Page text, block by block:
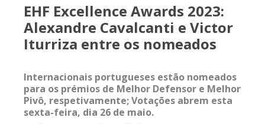
EHF Excellence Awards 2023:
Alexandre Cavalcanti e Victor
Iturriza entre os nomeados
Internacionais portugueses estão nomeados
para os prémios de Melhor Defensor e Melhor
Pivô, respetivamente; Votações abrem esta
sexta-feira, dia 26 de maio.